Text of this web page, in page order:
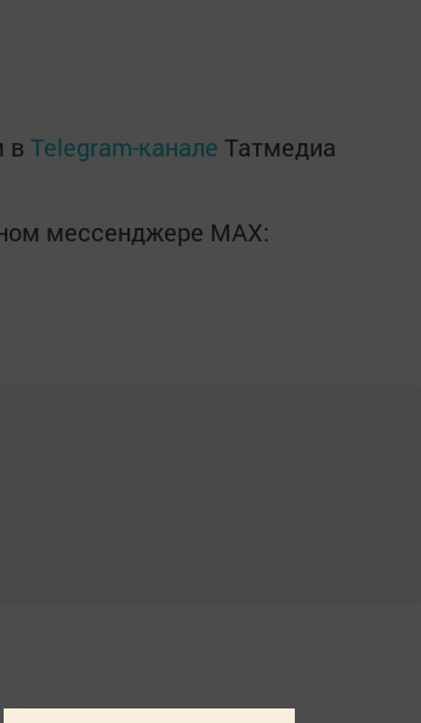
в Telegram-канале Татмедиа
мессенджере MАХ: